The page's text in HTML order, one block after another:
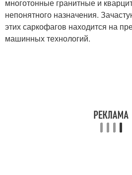
многотонные гранитные и
непонятного назначения.
этих саркофагов находится на
машинных технологий.